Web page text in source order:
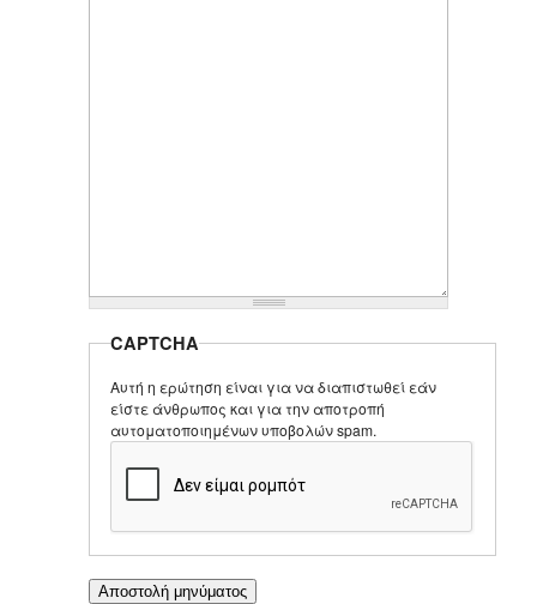
CAPTCHA
Αυτή η ερώτηση είναι για να διαπιστωθεί εάν
είστε άνθρωπος και για την αποτροπή
αυτοματοποιημένων υποβολών spam.